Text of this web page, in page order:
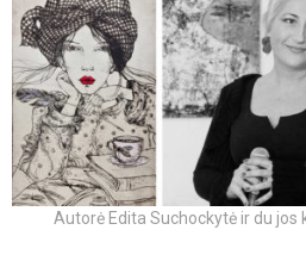
Autorė Edita Suchockytė ir du jos